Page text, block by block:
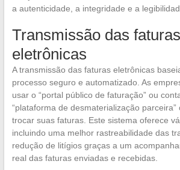
a autenticidade, a integridade e a
Transmissão das faturas
eletrônicas
A transmissão das faturas eletrônicas
processo seguro e automatizado. As
usar o “portal público de faturação” ou
“plataforma de desmaterialização parceira”
trocar suas faturas. Este sistema oferece
incluindo uma melhor rastreabilidade das
redução de litígios graças a um
real das faturas enviadas e recebidas.